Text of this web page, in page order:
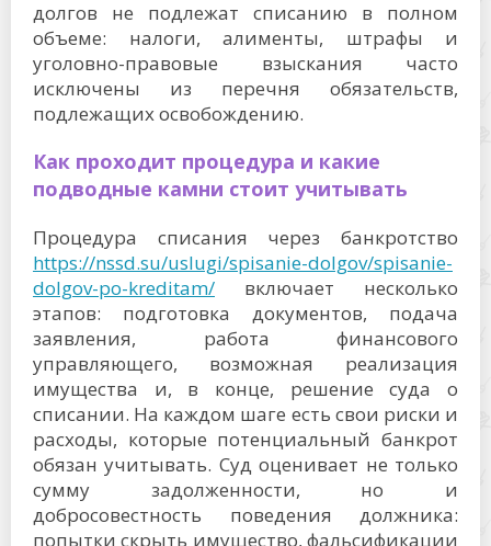
долгов не подлежат списанию в полном
объеме: налоги, алименты, штрафы и
уголовно-правовые взыскания часто
исключены из перечня обязательств,
подлежащих освобождению.
Как проходит процедура и какие
подводные камни стоит учитывать
Процедура списания через банкротство
https://nssd.su/uslugi/spisanie-dolgov/spisanie-
dolgov-po-kreditam/ включает несколько
этапов: подготовка документов, подача
заявления, работа финансового
управляющего, возможная реализация
имущества и, в конце, решение суда о
списании. На каждом шаге есть свои риски и
расходы, которые потенциальный банкрот
обязан учитывать. Суд оценивает не только
сумму задолженности, но и
добросовестность поведения должника:
попытки скрыть имущество, фальсификации